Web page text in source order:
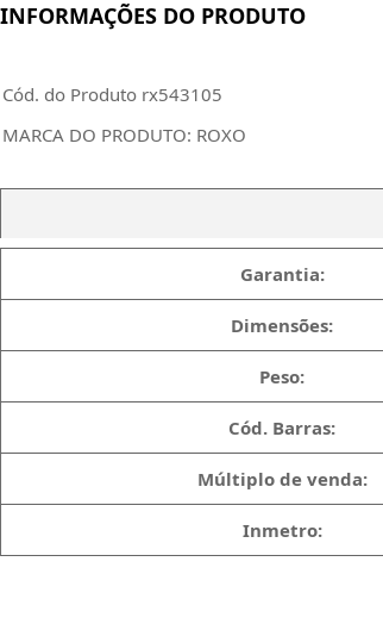
INFORMAÇÕES DO PRODUTO
Cód. do Produto rx543105
MARCA DO PRODUTO: ROXO
Garantia:
Dimensões:
Peso:
Cód. Barras:
Múltiplo de venda:
Inmetro: